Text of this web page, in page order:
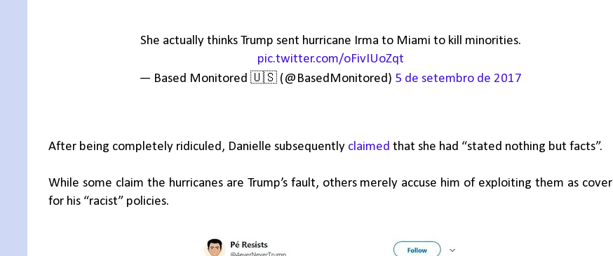
She actually thinks Trump sent hurricane Irma to Miami to kill minorities.
pic.twitter.com/oFivIUoZqt
— Based Monitored 🇺🇸(@BasedMonitored) 5 de setembro de 2017
After being completely ridiculed, Danielle subsequently claimed that she had “stated nothing but facts”.
While some claim the hurricanes are Trump’s fault, others merely accuse him of exploiting them as cover
for his “racist” policies.